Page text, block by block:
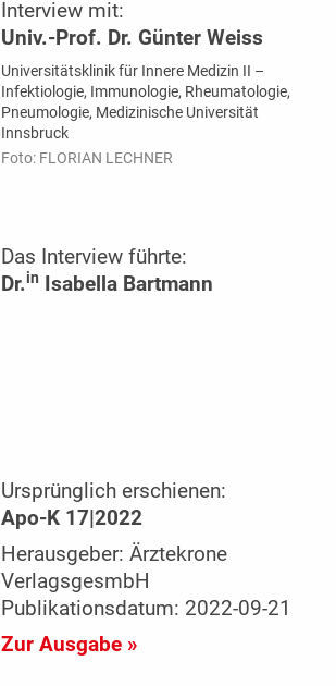
Interview mit:
Univ.-Prof. Dr. Günter Weiss
Universitätsklinik für Innere Medizin II –
Infektiologie, Immunologie, Rheumatologie,
Pneumologie, Medizinische Universität
Innsbruck
Foto: FLORIAN LECHNER
Das Interview führte:
Dr.in Isabella Bartmann
Ursprünglich erschienen:
Apo-K 17|2022
Herausgeber: Ärztekrone
VerlagsgesmbH
Publikationsdatum: 2022-09-21
Zur Ausgabe »